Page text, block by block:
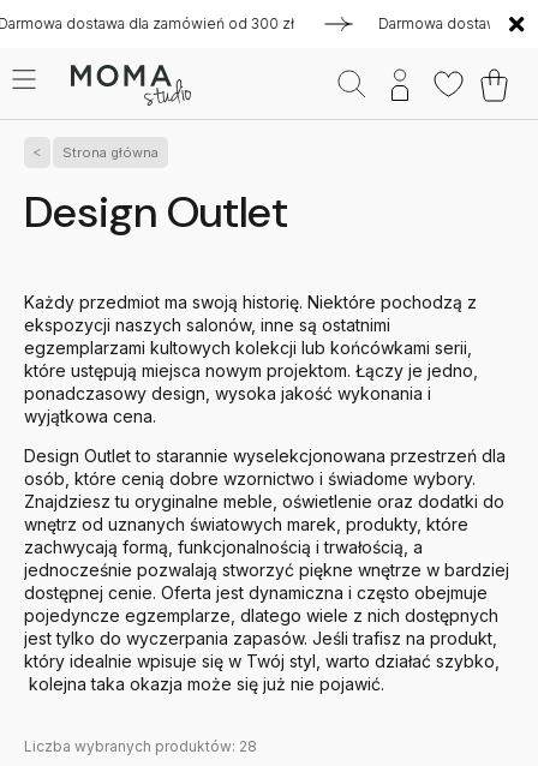
dostawa dla zamówień od 300 zł Darmowa dostawa dla
Strona główna
Design Outlet
Każdy przedmiot ma swoją historię. Niektóre pochodzą z
ekspozycji naszych salonów, inne są ostatnimi
egzemplarzami kultowych kolekcji lub końcówkami serii,
które ustępują miejsca nowym projektom. Łączy je jedno,
ponadczasowy design, wysoka jakość wykonania i
wyjątkowa cena.
Design Outlet to starannie wyselekcjonowana przestrzeń dla
osób, które cenią dobre wzornictwo i świadome wybory.
Znajdziesz tu oryginalne meble, oświetlenie oraz dodatki do
wnętrz od uznanych światowych marek, produkty, które
zachwycają formą, funkcjonalnością i trwałością, a
jednocześnie pozwalają stworzyć piękne wnętrze w bardziej
dostępnej cenie. Oferta jest dynamiczna i często obejmuje
pojedyncze egzemplarze, dlatego wiele z nich dostępnych
jest tylko do wyczerpania zapasów. Jeśli trafisz na produkt,
który idealnie wpisuje się w Twój styl, warto działać szybko,
kolejna taka okazja może się już nie pojawić.
Liczba wybranych produktów: 28